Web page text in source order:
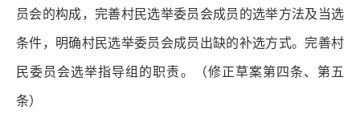
员会的构成，完善村民选举委员会成员的选举方法及当选
条件，明确村民选举委员会成员出缺的补选方式。完善村
民委员会选举指导组的职责。（修正草案第四条、第五
条）